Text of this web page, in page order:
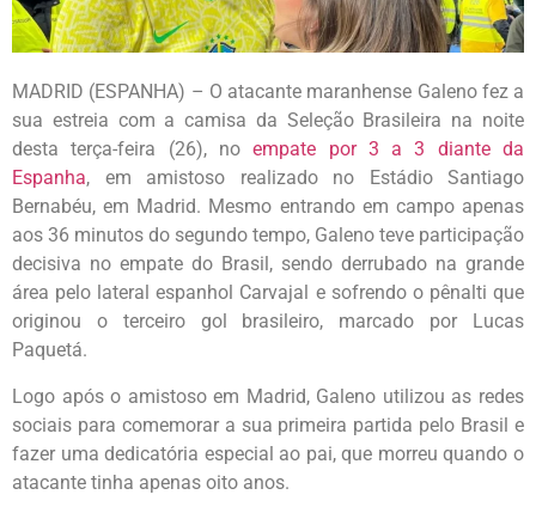
MADRID (ESPANHA) – O atacante maranhense Galeno fez a
sua estreia com a camisa da Seleção Brasileira na noite
desta terça-feira (26), noempate por 3 a 3 diante da
Espanha, em amistoso realizado no Estádio Santiago
Bernabéu, em Madrid. Mesmo entrando em campo apenas
aos 36 minutos do segundo tempo, Galeno teve participação
decisiva no empate do Brasil, sendo derrubado na grande
área pelo lateral espanhol Carvajal e sofrendo o pênalti que
originou o terceiro gol brasileiro, marcado por Lucas
Paquetá.
Logo após o amistoso em Madrid, Galeno utilizou as redes
sociais para comemorar a sua primeira partida pelo Brasil e
fazer uma dedicatória especial ao pai, que morreu quando o
atacante tinha apenas oito anos.